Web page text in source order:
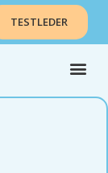
TESTLEDER